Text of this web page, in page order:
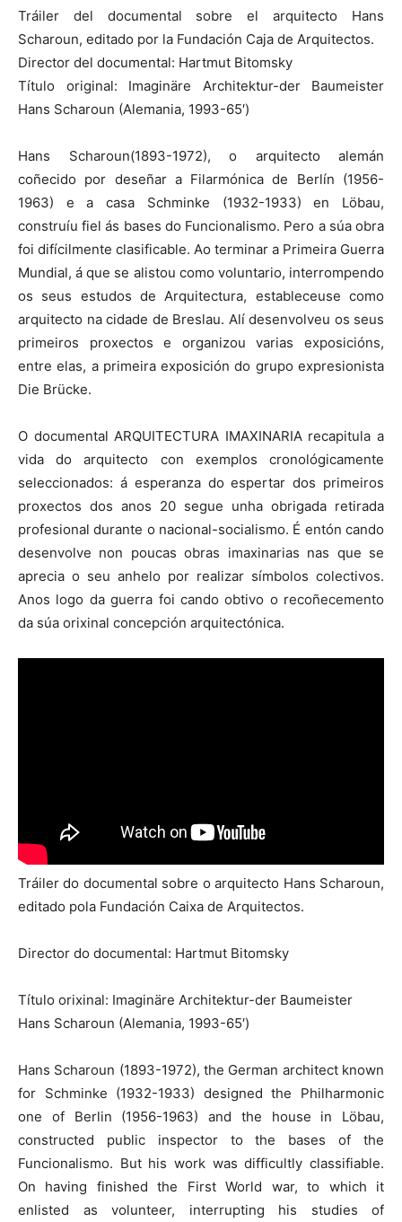
Tráiler del documental sobre el arquitecto Hans
Scharoun, editado por la Fundación Caja de Arquitectos.
Director del documental: Hartmut Bitomsky
Título original: Imaginäre Architektur-der Baumeister
Hans Scharoun (Alemania, 1993-65′)
Hans Scharoun(1893-1972), o arquitecto alemán
coñecido por deseñar a Filarmónica de Berlín (1956-
1963) e a casa Schminke (1932-1933) en Löbau,
construíu fiel ás bases do Funcionalismo. Pero a súa obra
foi difícilmente clasificable. Ao terminar a Primeira Guerra
Mundial, á que se alistou como voluntario, interrompendo
os seus estudos de Arquitectura, estableceuse como
arquitecto na cidade de Breslau. Alí desenvolveu os seus
primeiros proxectos e organizou varias exposicións,
entre elas, a primeira exposición do grupo expresionista
Die Brücke.
O documental ARQUITECTURA IMAXINARIA recapitula a
vida do arquitecto con exemplos cronológicamente
seleccionados: á esperanza do espertar dos primeiros
proxectos dos anos 20 segue unha obrigada retirada
profesional durante o nacional-socialismo. É entón cando
desenvolve non poucas obras imaxinarias nas que se
aprecia o seu anhelo por realizar símbolos colectivos.
Anos logo da guerra foi cando obtivo o recoñecemento
da súa orixinal concepción arquitectónica.
Tráiler do documental sobre o arquitecto Hans Scharoun,
editado pola Fundación Caixa de Arquitectos.
Director do documental: Hartmut Bitomsky
Título orixinal: Imaginäre Architektur-der Baumeister
Hans Scharoun (Alemania, 1993-65′)
Hans Scharoun (1893-1972), the German architect known
for Schminke (1932-1933) designed the Philharmonic
one of Berlin (1956-1963) and the house in Löbau,
constructed public inspector to the bases of the
Funcionalismo. But his work was difficultly classifiable.
On having finished the First World war, to which it
enlisted as volunteer, interrupting his studies of